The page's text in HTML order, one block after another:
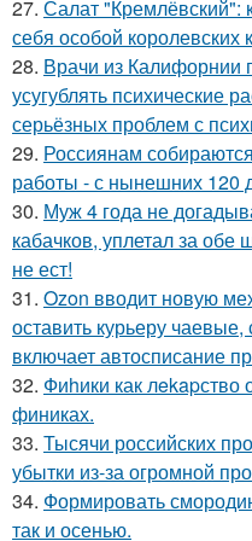
27. Салат "Кремлёвский":
себя особой королевских
28. Врачи из Калифорнии
усугублять психические
серьёзных проблем с
29. Россиянам
работы - с нынешних 120
30. Муж 4 года не
кабачков, уплетал за обе
не ест!
31. Ozon вводит новую
оставить курьеру
включает автосписание
32. Фиhики как лekapство
финиках.
33. Тысячи российских
убытки из-за огромной
34. Формировать
так и осенью.